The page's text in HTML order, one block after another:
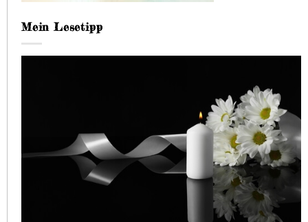
Mein Lesetipp